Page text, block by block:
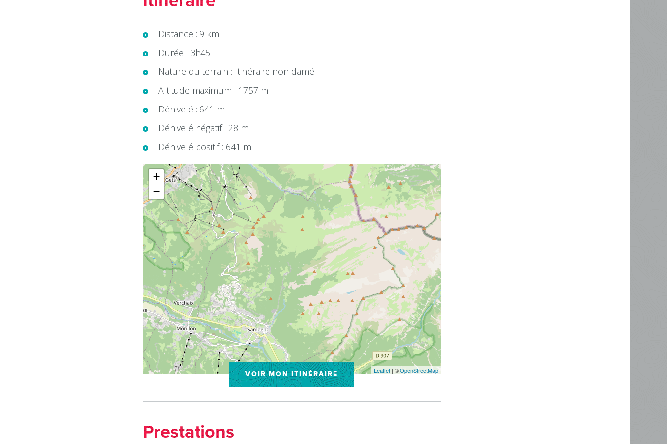
Distance : 9 km
Durée : 3h45
Nature du terrain : Itinéraire non damé
Altitude maximum : 1757 m
Dénivelé : 641 m
Dénivelé négatif : 28 m
Dénivelé positif : 641 m
+
−
Leaflet| ©OpenStreetMap
VOIR MON ITINÉRAIRE
Prestations